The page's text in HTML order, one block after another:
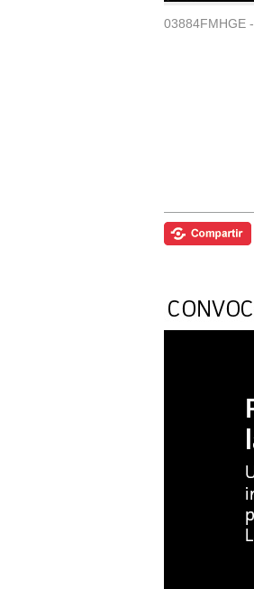
03884FMHGE -